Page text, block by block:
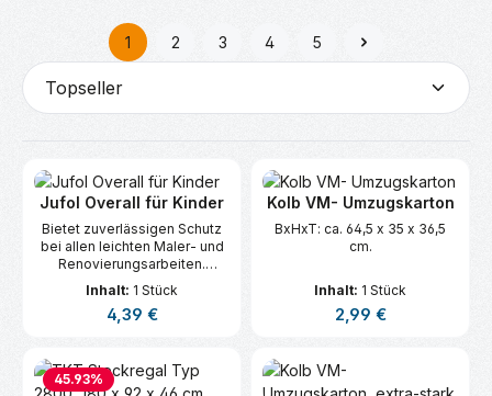
Seite
1
Seite
2
Seite
3
Seite
4
Seite
5
Jufol Overall für Kinder
Bietet zuverlässigen Schutz
bei allen leichten Maler- und
Renovierungsarbeiten.
Schützt vor Staub und
Feuchtigkeit.
Inhalt: 1 Stück
Regulärer Preis:
4,39 €
Kolb VM- Umzugskarton
BxHxT: ca. 64,5 x 35 x 36,5
cm.
Inhalt: 1 Stück
Regulärer Preis:
2,99 €
45.93%